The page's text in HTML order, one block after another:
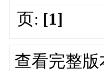
页: [1]
查看完整版